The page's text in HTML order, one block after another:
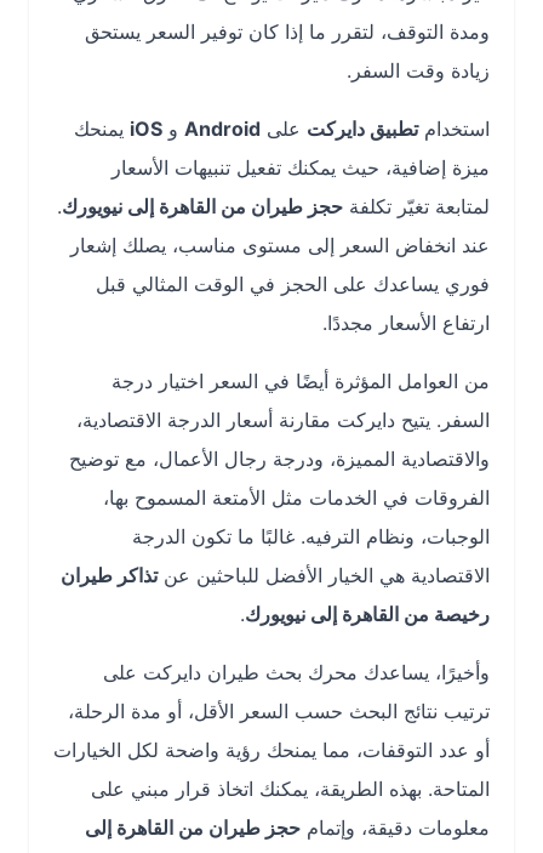
ومدة التوقف، لتقرر ما إذا كان توفير السعر يستحق
زيادة وقت السفر.
استخدامتطبيق دايركتعلىAndroidوiOS يمنحك
ميزة إضافية، حيث يمكنك تفعيل تنبيهات الأسعار
لمتابعة تغيّر تكلفة حجز طيران من القاهرة إلى نيويورك.
عند انخفاض السعر إلى مستوى مناسب، يصلك إشعار
فوري يساعدك على الحجز في الوقت المثالي قبل
ارتفاع الأسعار مجددًا.
من العوامل المؤثرة أيضًا في السعر اختيار درجة
السفر. يتيح دايركت مقارنة أسعار الدرجة الاقتصادية،
والاقتصادية المميزة، ودرجة رجال الأعمال، مع توضيح
الفروقات في الخدمات مثل الأمتعة المسموح بها،
الوجبات، ونظام الترفيه. غالبًا ما تكون الدرجة
الاقتصادية هي الخيار الأفضل للباحثين عنتذاكر طيران
رخيصة من القاهرة إلى نيويورك.
وأخيرًا، يساعدك محرك بحث طيران دايركت على
ترتيب نتائج البحث حسب السعر الأقل، أو مدة الرحلة،
أو عدد التوقفات، مما يمنحك رؤية واضحة لكل الخيارات
المتاحة. بهذه الطريقة، يمكنك اتخاذ قرار مبني على
معلومات دقيقة، وإتمامحجز طيران من القاهرة إلى